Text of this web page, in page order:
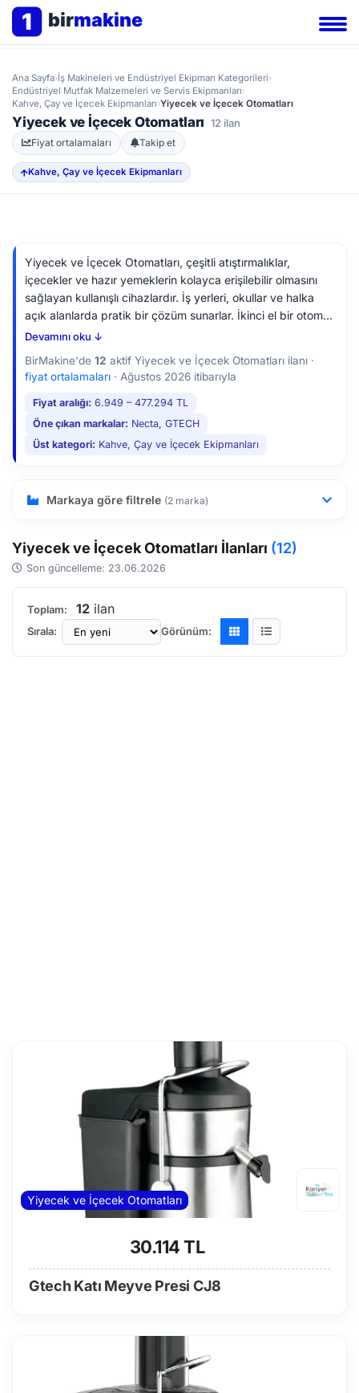
1 birmakine
Ana Sayfa›İş Makineleri ve Endüstriyel Ekipman Kategorileri›
Endüstriyel Mutfak Malzemeleri ve Servis Ekipmanları›
Kahve, Çay ve İçecek Ekipmanları›Yiyecek ve İçecek Otomatları
Yiyecek ve İçecek Otomatları 12 ilan
Fiyat ortalamaları Takip et
Kahve, Çay ve İçecek Ekipmanları
Yiyecek ve İçecek Otomatları, çeşitli atıştırmalıklar,
içecekler ve hazır yemeklerin kolayca erişilebilir olmasını
sağlayan kullanışlı cihazlardır. İş yerleri, okullar ve halka
açık alanlarda pratik bir çözüm sunarlar. İkinci el bir otomat
almayı düşünüyorsanız, sık kullanılan ürünleri dağıtma
edinebilirsiniz.
Devamını oku ↓
BirMakine'de 12 aktif Yiyecek ve İçecek Otomatları ilanı ·
fiyat ortalamaları · Ağustos 2026 itibarıyla
Fiyat aralığı: 6.949 – 477.294 TL
Öne çıkan markalar: Necta, GTECH
Üst kategori: Kahve, Çay ve İçecek Ekipmanları
Markaya göre filtrele (2 marka)
Yiyecek ve İçecek Otomatları İlanları (12)
Son güncelleme: 23.06.2026
Toplam: 12 ilan
Sırala: Görünüm:
Yiyecek ve İçecek Otomatları
30.114 TL
Gtech Katı Meyve Presi CJ8